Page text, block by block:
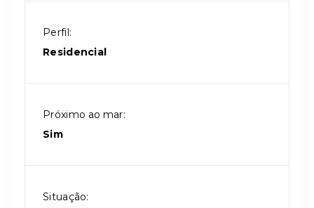
Perfil:
Residencial
Próximo ao mar:
Sim
Situação: